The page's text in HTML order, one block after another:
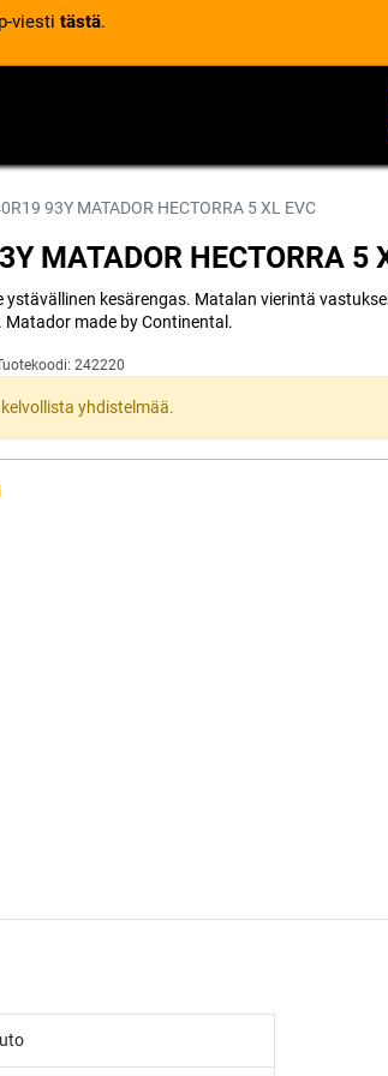
viesti tästä.
93Y MATADOR HECTORRA 5 XL EVC
MATADOR HECTORRA 5
ystävällinen kesärengas. Matalan vierintä
made by Continental.
242220
yhdistelmää.